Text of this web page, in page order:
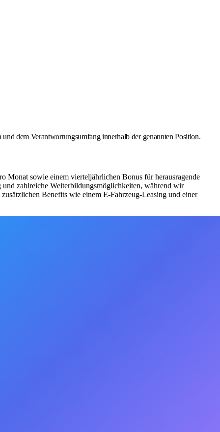
dem Verantwortungsumfang innerhalb der genannten Position.
sowie einem vierteljährlichen Bonus für herausragende
zahlreiche Weiterbildungsmöglichkeiten, während wir
Benefits wie einem E-Fahrzeug-Leasing und einer